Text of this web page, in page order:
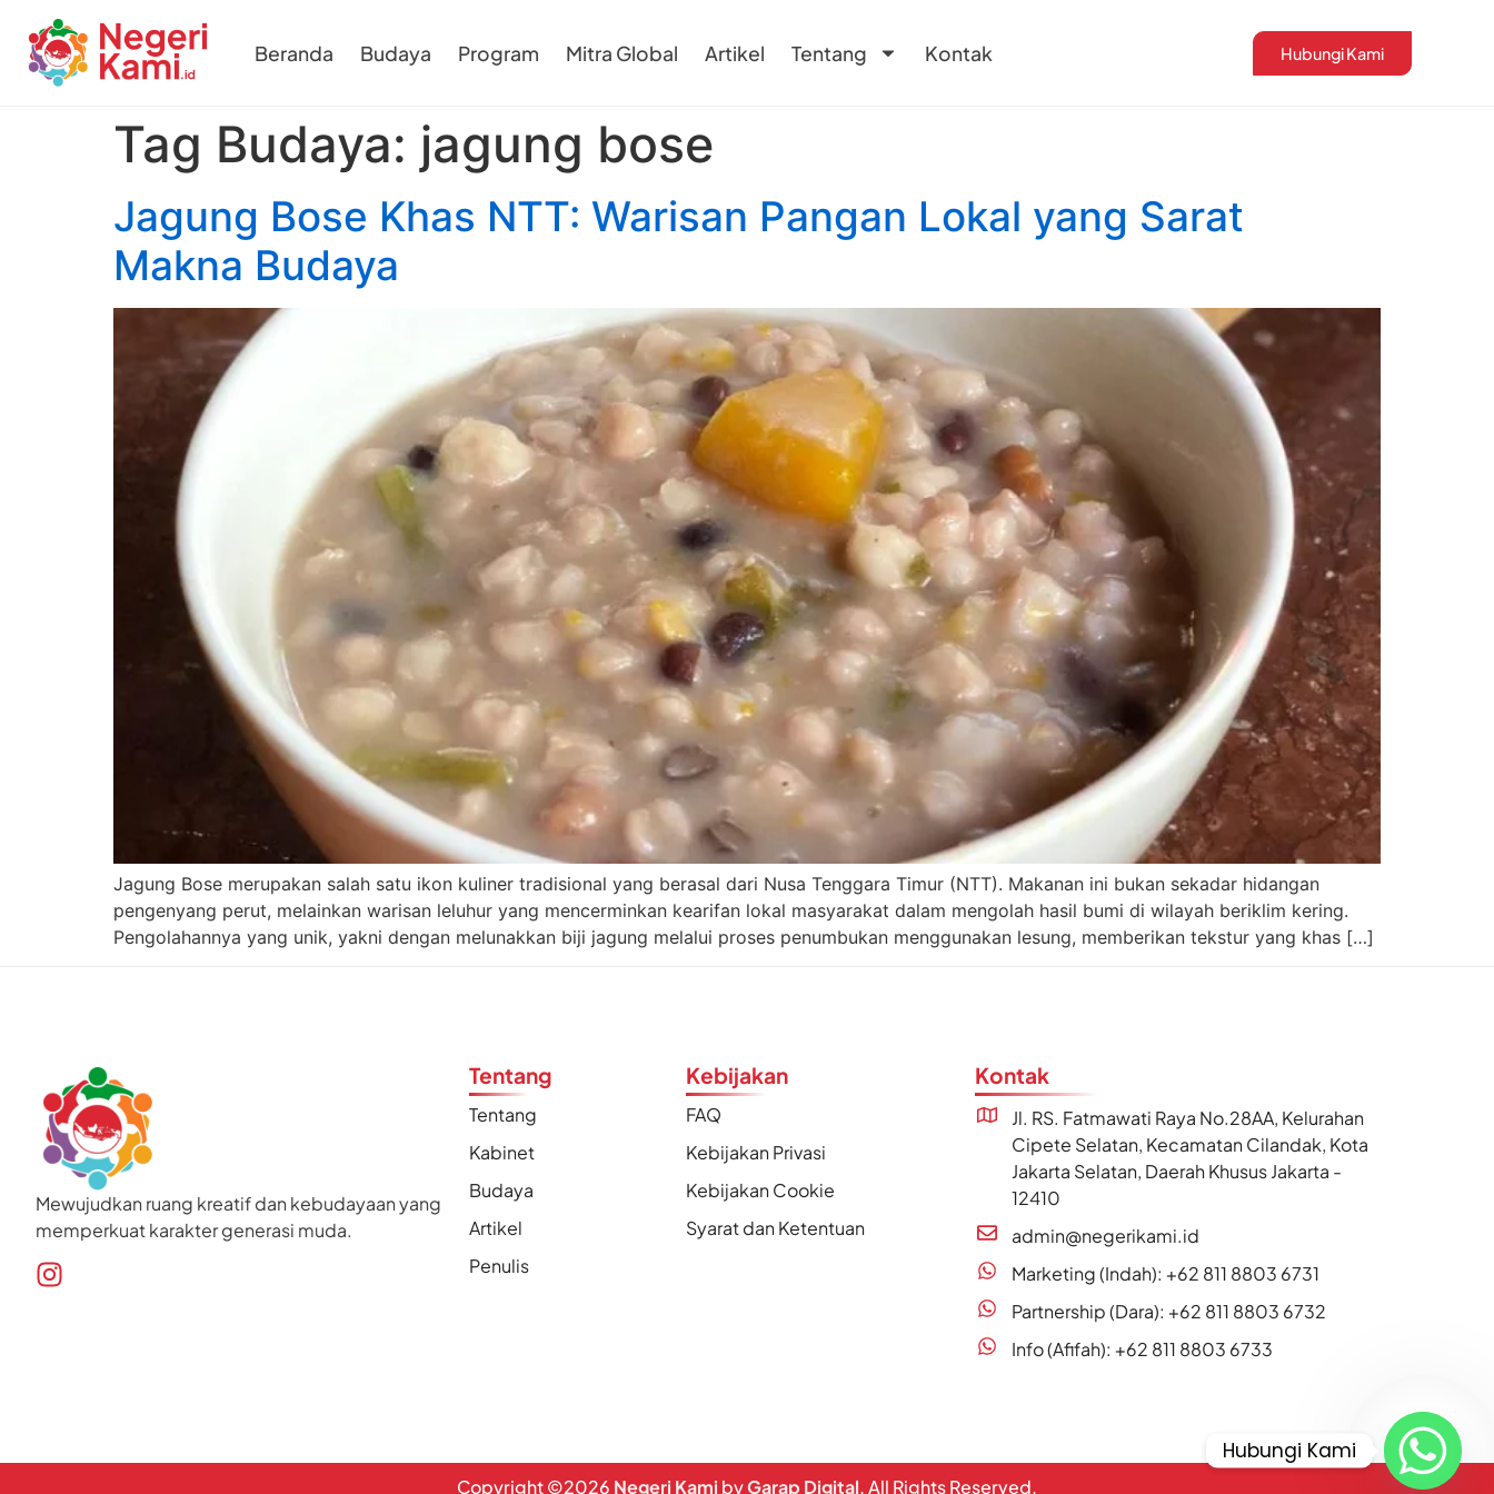
Beranda Budaya Program Mitra Global Artikel Tentang Kontak Hubungi Kami
Tag Budaya: jagung bose
Jagung Bose Khas NTT: Warisan Pangan Lokal yang Sarat
Makna Budaya
Jagung Bose merupakan salah satu ikon kuliner tradisional yang berasal dari Nusa Tenggara Timur (NTT). Makanan ini bukan sekadar hidangan
pengenyang perut, melainkan warisan leluhur yang mencerminkan kearifan lokal masyarakat dalam mengolah hasil bumi di wilayah beriklim kering.
Pengolahannya yang unik, yakni dengan melunakkan biji jagung melalui proses penumbukan menggunakan lesung, memberikan tekstur yang khas […]
Mewujudkan ruang kreatif dan kebudayaan yang
memperkuat karakter generasi muda.
Tentang
Tentang
Kabinet
Budaya
Artikel
Penulis
Kebijakan
FAQ
Kebijakan Privasi
Kebijakan Cookie
Syarat dan Ketentuan
Kontak
Jl. RS. Fatmawati Raya No.28AA, Kelurahan
Cipete Selatan, Kecamatan Cilandak, Kota
Jakarta Selatan, Daerah Khusus Jakarta -
12410
admin@negerikami.id
Marketing (Indah): +62 811 8803 6731
Partnership (Dara): +62 811 8803 6732
Info (Afifah): +62 811 8803 6733
Copyright ©2026 Negeri Kami byGarap Digital. All Rights Reserved.
Hubungi Kami